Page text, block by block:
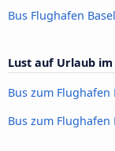
Bus Flughafen
Lust auf Urlaub im
Bus zum Flughafen
Bus zum Flughafen